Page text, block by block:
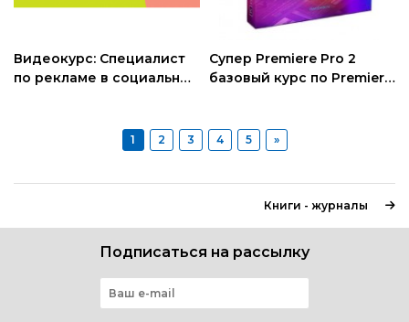
Видеокурс: Специалист
по рекламе в социальных
Супер Premiere Pro 2
базовый курс по Premiere
1 2 3 4 5 »
Книги - журналы
Подписаться на рассылку